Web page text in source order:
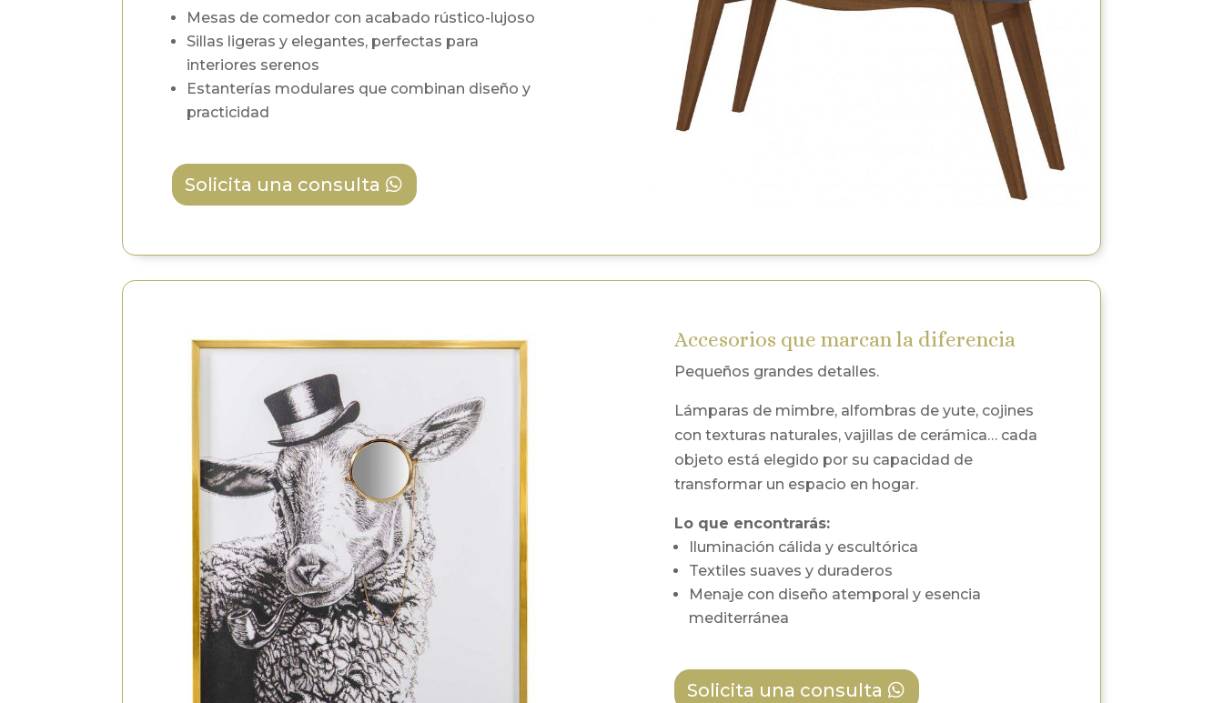
Mesas de comedor con acabado rústico-lujoso
Sillas ligeras y elegantes, perfectas para
interiores serenos
Estanterías modulares que combinan diseño y
practicidad
Solicita una consulta
Accesorios que marcan la diferencia
Pequeños grandes detalles.
Lámparas de mimbre, alfombras de yute, cojines
con texturas naturales, vajillas de cerámica… cada
objeto está elegido por su capacidad de
transformar un espacio en hogar.
Lo que encontrarás:
Iluminación cálida y escultórica
Textiles suaves y duraderos
Menaje con diseño atemporal y esencia
mediterránea
Solicita una consulta